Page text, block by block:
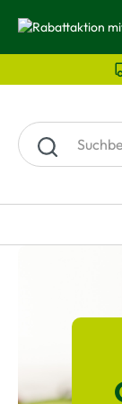
Zur